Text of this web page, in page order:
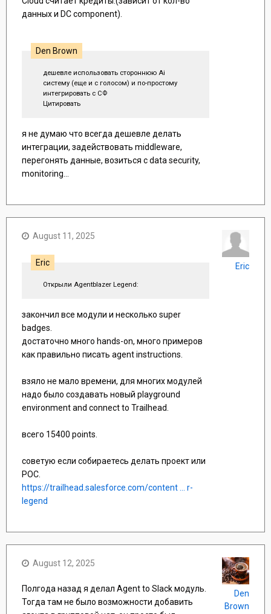
данных и DC component).
Den Brown
дешевле использовать стороннюю Ai
систему (еще и с голосом) и по-простому
интегрировать с СФ
Цитировать
я не думаю что всегда дешевле делать
интеграции, задействовать middleware,
перегонять данные, возиться с data security,
monitoring...
August 11, 2025
Eric
Открыли Agentblazer Legend:
закончил все модули и несколько super
badges.
достаточно много hands-on, много примеров
как правильно писать agent instructions.
взяло не мало времени, для многих модулей
надо было создавать новый playground
environment and connect to Trailhead.
всего 15400 points.
советую если собираетесь делать проект или
POC.
https://trailhead.salesforce.com/content ... r-
legend
Eric
August 12, 2025
Полгода назад я делал Agent to Slack модуль.
Тогда там не было возможности добавить
Den
Brown